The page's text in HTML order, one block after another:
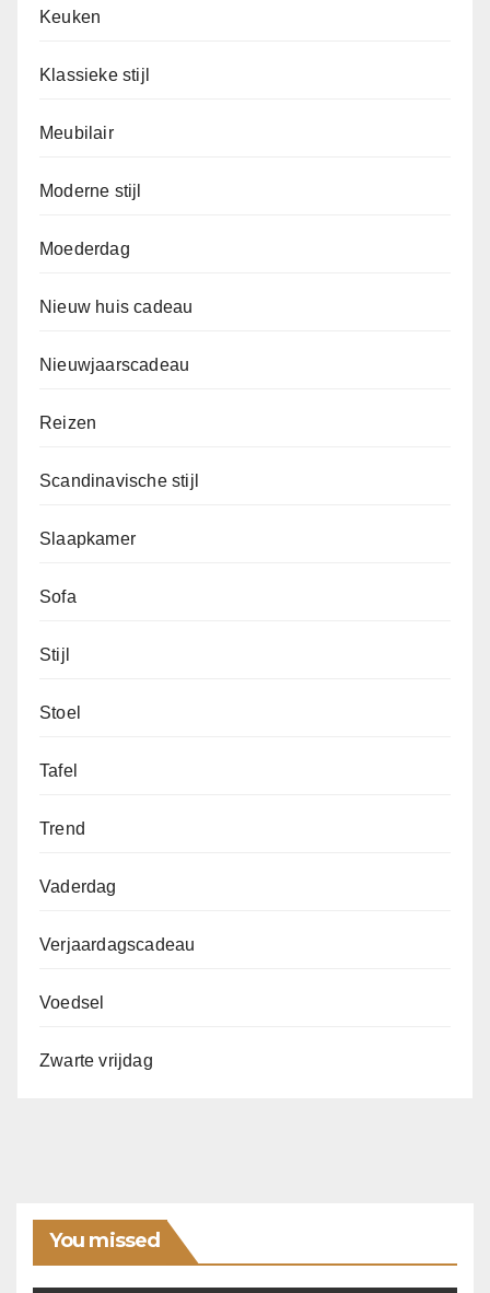
Keuken
Klassieke stijl
Meubilair
Moderne stijl
Moederdag
Nieuw huis cadeau
Nieuwjaarscadeau
Reizen
Scandinavische stijl
Slaapkamer
Sofa
Stijl
Stoel
Tafel
Trend
Vaderdag
Verjaardagscadeau
Voedsel
Zwarte vrijdag
You missed